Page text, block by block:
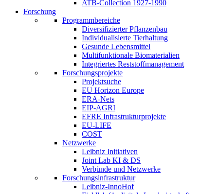
ATB-Collection 1927-1990
Forschung
Programmbereiche
Diversifizierter Pflanzenbau
Individualisierte Tierhaltung
Gesunde Lebensmittel
Multifunktionale Biomaterialien
Integriertes Reststoffmanagement
Forschungsprojekte
Projektsuche
EU Horizon Europe
ERA-Nets
EIP-AGRI
EFRE Infrastrukturprojekte
EU-LIFE
COST
Netzwerke
Leibniz Initiativen
Joint Lab KI & DS
Verbünde und Netzwerke
Forschungsinfrastruktur
Leibniz-InnoHof